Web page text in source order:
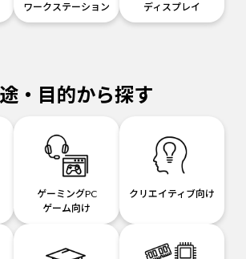
ワークステーション ディスプレイ
・目的から探す
ゲーミングPC
ゲーム向け
クリエイティブ向け